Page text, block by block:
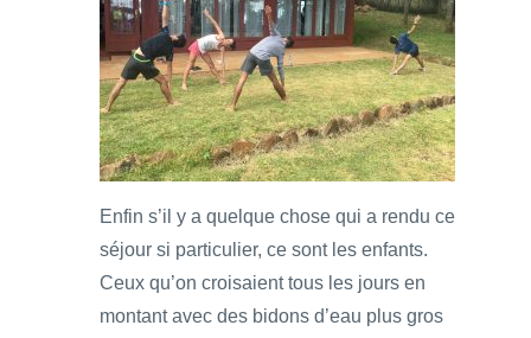
Enfin s’il y a quelque chose qui a rendu ce
séjour si particulier, ce sont les enfants.
Ceux qu’on croisaient tous les jours en
montant avec des bidons d’eau plus gros